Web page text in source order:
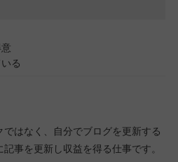
る
はなく、自分でブログを更新する
事を更新し収益を得る仕事です。